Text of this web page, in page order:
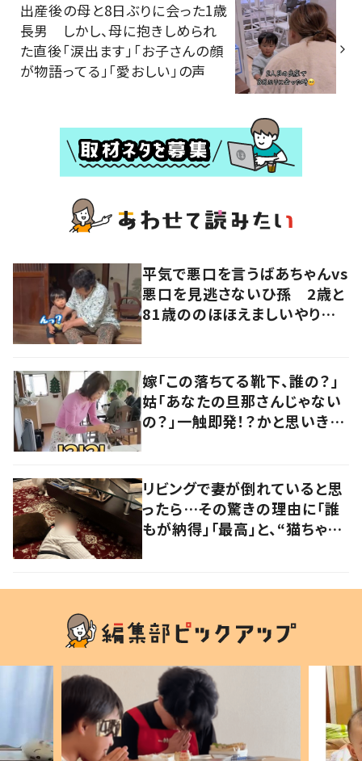
出産後の母と8日ぶりに会った1歳
長男 しかし、母に抱きしめられ
た直後「涙出ます」「お子さんの顔
が物語ってる」「愛おしい」の声
平気で悪口を言うばあちゃんvs
悪口を見逃さないひ孫 2歳と
81歳ののほほえましいやり取り
嫁「この落ちてる靴下、誰の？」
姑「あなたの旦那さんじゃない
の？」一触即発！？かと思いき
リビングで妻が倒れていると思
ったら…その驚きの理由に「誰
もが納得」「最高」と、“猫ちゃん